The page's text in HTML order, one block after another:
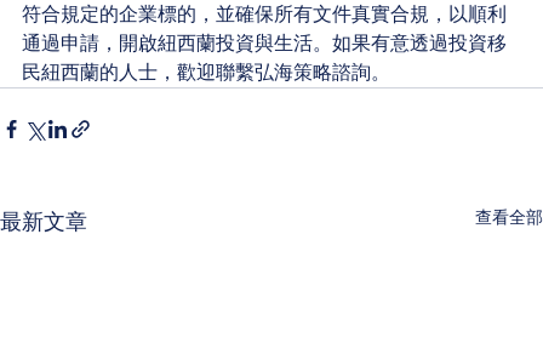
符合規定的企業標的，並確保所有文件真實合規，以順利
通過申請，開啟紐西蘭投資與生活。如果有意透過投資移
民紐西蘭的人士，歡迎聯繫弘海策略諮詢。
最新文章 查看全部